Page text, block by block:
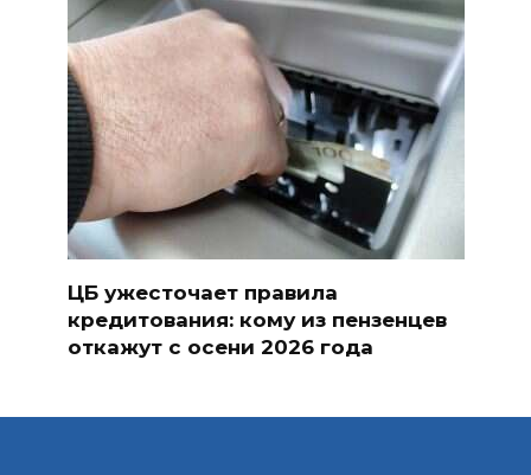
ЦБ ужесточает правила
кредитования: кому из пензенцев
откажут с осени 2026 года